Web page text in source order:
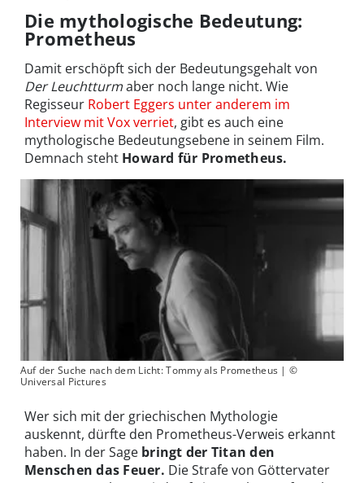
Die mythologische Bedeutung:
Prometheus
Damit erschöpft sich der Bedeutungsgehalt von
Der Leuchtturmaber noch lange nicht. Wie
Regisseur Robert Eggers unter anderem im
Interview mit Vox verriet, gibt es auch eine
mythologische Bedeutungsebene in seinem Film.
Demnach steht Howard für Prometheus.
Auf der Suche nach dem Licht: Tommy als Prometheus | ©
Universal Pictures
Wer sich mit der griechischen Mythologie
auskennt, dürfte den Prometheus-Verweis erkannt
haben. In der Sage bringt der Titan den
Menschen das Feuer. Die Strafe von Göttervater